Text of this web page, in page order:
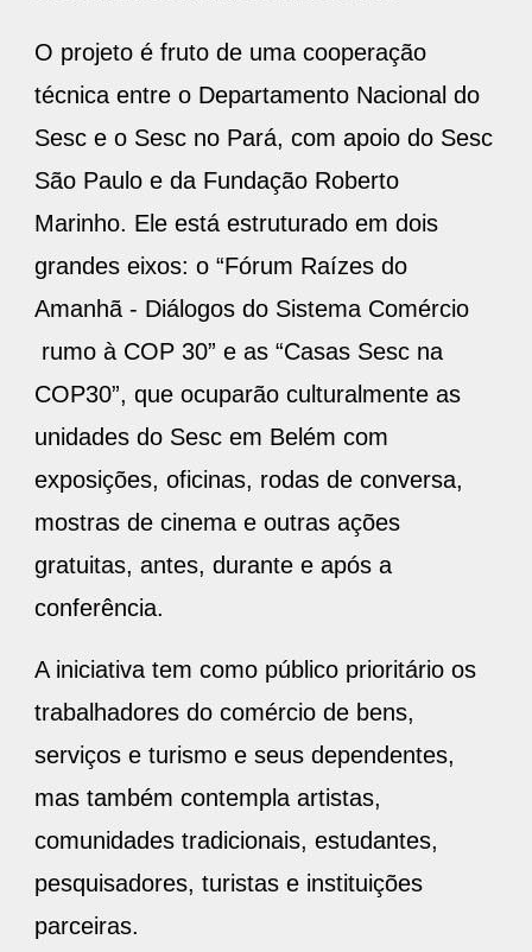
O projeto é fruto de uma cooperação
técnica entre o Departamento Nacional do
Sesc e o Sesc no Pará, com apoio do Sesc
São Paulo e da Fundação Roberto
Marinho. Ele está estruturado em dois
grandes eixos: o “Fórum Raízes do
Amanhã - Diálogos do Sistema Comércio
rumo à COP 30” e as “Casas Sesc na
COP30”, que ocuparão culturalmente as
unidades do Sesc em Belém com
exposições, oficinas, rodas de conversa,
mostras de cinema e outras ações
gratuitas, antes, durante e após a
conferência.
A iniciativa tem como público prioritário os
trabalhadores do comércio de bens,
serviços e turismo e seus dependentes,
mas também contempla artistas,
comunidades tradicionais, estudantes,
pesquisadores, turistas e instituições
parceiras.